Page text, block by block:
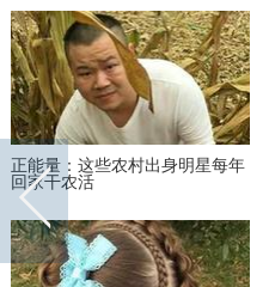
陪新女友在加拿大家中“宅”一周
哈里王子找到真爱了？